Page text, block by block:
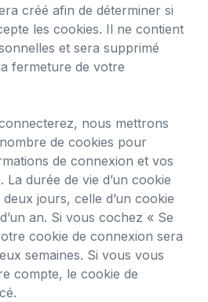
créé afin de déterminer si
les cookies. Il ne contient
et sera supprimé
fermeture de votre
nous mettrons
de cookies pour
de connexion et vos
La durée de vie d’un cookie
jours, celle d’un cookie
an. Si vous cochez « Se
cookie de connexion sera
semaines. Si vous vous
compte, le cookie de